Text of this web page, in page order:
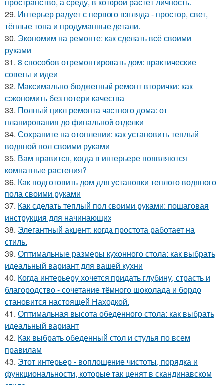
пространство, а среду, в которой растёт личность.
29. Интерьер радует с первого взгляда - простор, свет,
тёплые тона и продуманные детали.
30. Экономим на ремонте: как сделать всё своими
руками
31. 8 способов отремонтировать дом: практические
советы и идеи
32. Максимально бюджетный ремонт вторички: как
сэкономить без потери качества
33. Полный цикл ремонта частного дома: от
планирования до финальной отделки
34. Сохраните на отоплении: как установить теплый
водяной пол своими руками
35. Вам нравится, когда в интерьере появляются
комнатные растения?
36. Как подготовить дом для установки теплого водяного
пола своими руками
37. Как сделать теплый пол своими руками: пошаговая
инструкция для начинающих
38. Элегантный акцент: когда простота работает на
стиль.
39. Оптимальные размеры кухонного стола: как выбрать
идеальный вариант для вашей кухни
40. Когда интерьеру хочется придать глубину, страсть и
благородство - сочетание тёмного шоколада и бордо
становится настоящей Находкой.
41. Оптимальная высота обеденного стола: как выбрать
идеальный вариант
42. Как выбрать обеденный стол и стулья по всем
правилам
43. Этот интерьер - воплощение чистоты, порядка и
функциональности, которые так ценят в скандинавском